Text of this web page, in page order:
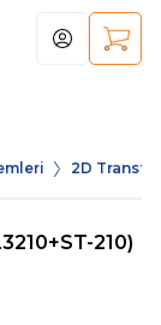
Hesabım
2D
210)